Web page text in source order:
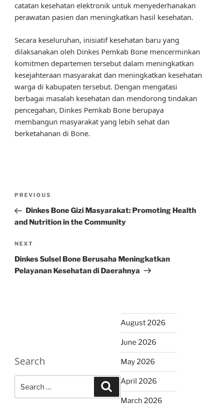
catatan kesehatan elektronik untuk menyederhanakan
perawatan pasien dan meningkatkan hasil kesehatan.
Secara keseluruhan, inisiatif kesehatan baru yang
dilaksanakan oleh Dinkes Pemkab Bone mencerminkan
komitmen departemen tersebut dalam meningkatkan
kesejahteraan masyarakat dan meningkatkan kesehatan
warga di kabupaten tersebut. Dengan mengatasi
berbagai masalah kesehatan dan mendorong tindakan
pencegahan, Dinkes Pemkab Bone berupaya
membangun masyarakat yang lebih sehat dan
berketahanan di Bone.
Previous
Post
PREVIOUS
Dinkes Bone Gizi Masyarakat: Promoting Health
and Nutrition in the Community
Next
Post
NEXT
Dinkes Sulsel Bone Berusaha Meningkatkan
Pelayanan Kesehatan di Daerahnya
Search
for:
Search
August 2026
June 2026
May 2026
April 2026
March 2026